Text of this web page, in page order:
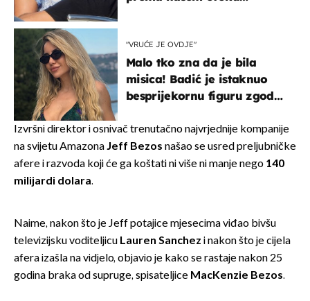
"VRUĆE JE OVDJE"
Malo tko zna da je bila
misica! Badić je istaknuo
besprijekornu figuru zgodne
Izvršni direktor i osnivač trenutačno najvrjednije kompanije
na svijetu AmazonaJeff Bezos našao se usred preljubničke
afere i razvoda koji će ga koštati ni više ni manje nego 140
milijardi dolara.
Naime, nakon što je Jeff potajice mjesecima viđao bivšu
televizijsku voditeljicu Lauren Sanchez i nakon što je cijela
afera izašla na vidjelo, objavio je kako se rastaje nakon 25
godina braka od supruge, spisateljice MacKenzie Bezos.